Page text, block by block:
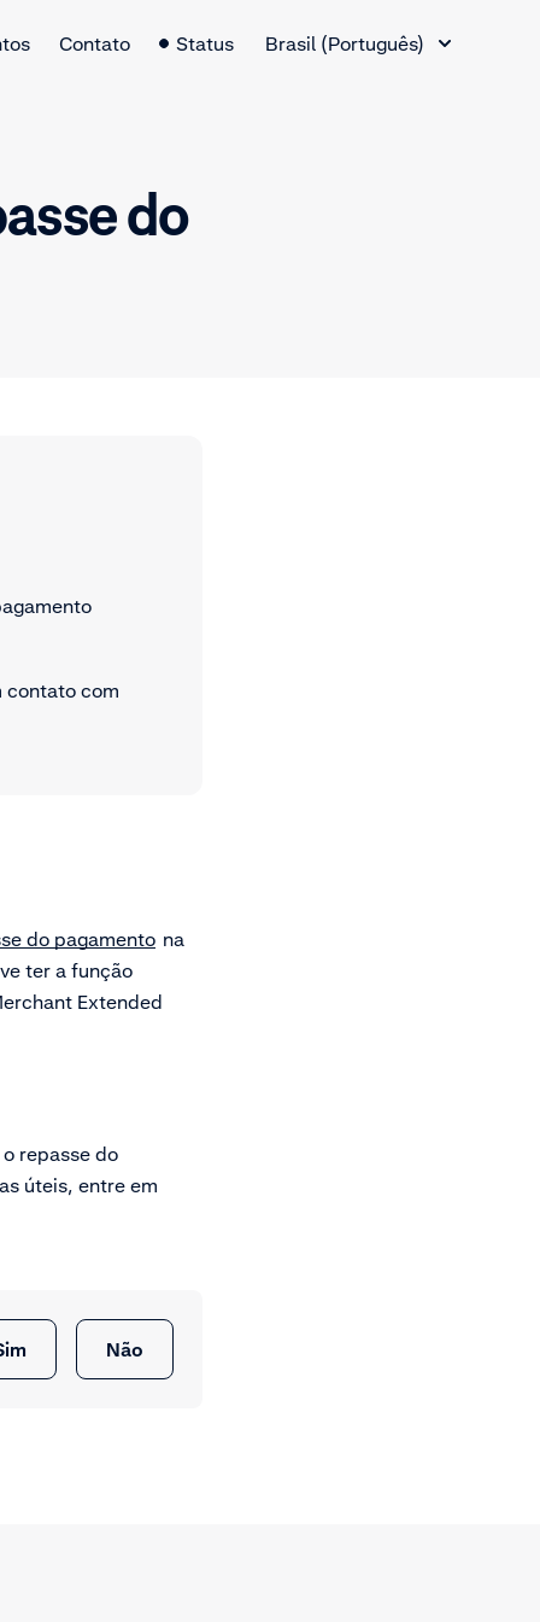
Contato Status
Brasil (Português)
do
contato com
do pagamento na
ter a função
Extended
repasse do
úteis, entre em
Não